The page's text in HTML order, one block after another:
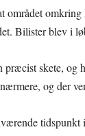
området
Bilister blev i
skete, og
og der
tidspunkt